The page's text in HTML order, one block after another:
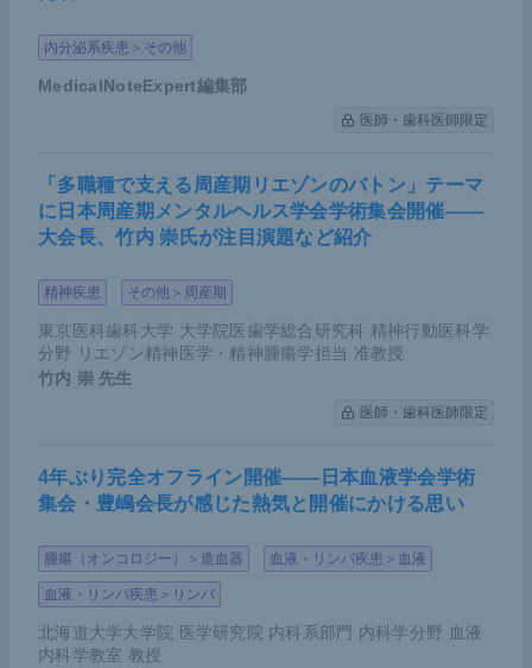
内分泌系疾患＞その他
MedicalNoteExpert編集部
医師・歯科医師限定
「多職種で支える周産期リエゾンのバトン」テーマ
に日本周産期メンタルヘルス学会学術集会開催――
大会長、竹内 崇氏が注目演題など紹介
精神疾患 その他＞周産期
東京医科歯科大学 大学院医歯学総合研究科 精神行動医科学
分野 リエゾン精神医学・精神腫瘍学担当 准教授
竹内 崇 先生
医師・歯科医師限定
4年ぶり完全オフライン開催――日本血液学会学術
集会・豊嶋会長が感じた熱気と開催にかける思い
腫瘍（オンコロジー）＞造血器 血液・リンパ疾患＞血液
血液・リンパ疾患＞リンパ
北海道大学大学院 医学研究院 内科系部門 内科学分野 血液
内科学教室 教授